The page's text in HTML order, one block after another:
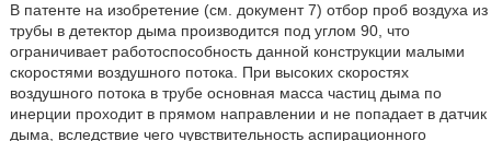
В патенте на изобретение (см. документ 7) отбор проб воздуха из
трубы в детектор дыма производится под углом 90, что
ограничивает работоспособность данной конструкции малыми
скоростями воздушного потока. При высоких скоростях
воздушного потока в трубе основная масса частиц дыма по
инерции проходит в прямом направлении и не попадает в датчик
дыма, вследствие чего чувствительность аспирационного